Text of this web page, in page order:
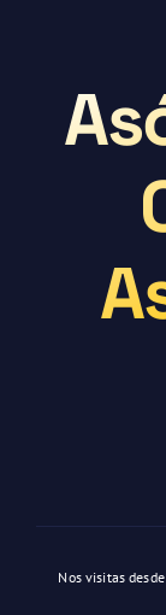
Nos visitas